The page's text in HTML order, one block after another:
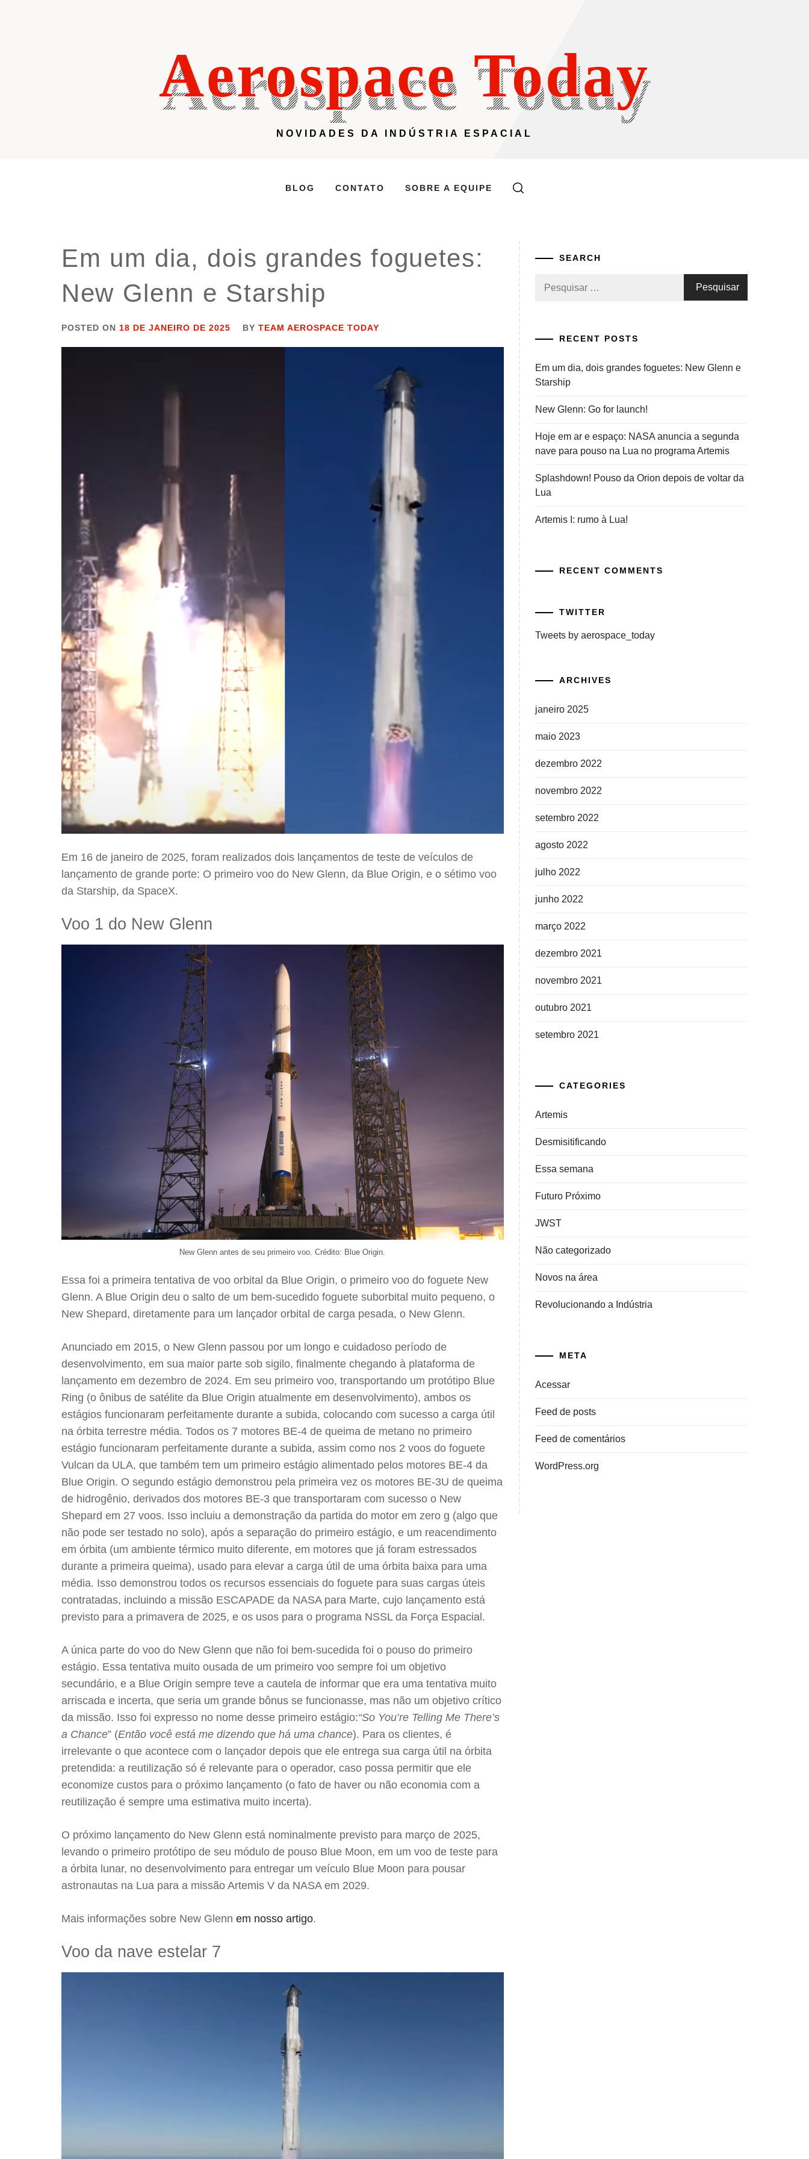
Aerospace Today
NOVIDADES DA INDÚSTRIA ESPACIAL
BLOG CONTATO SOBRE A EQUIPE
Em um dia, dois grandes foguetes:
New Glenn e Starship
POSTED ON 18 DE JANEIRO DE 2025 BY TEAM AEROSPACE TODAY
Em 16 de janeiro de 2025, foram realizados dois lançamentos de teste de veículos de
lançamento de grande porte: O primeiro voo do New Glenn, da Blue Origin, e o sétimo voo
da Starship, da SpaceX.
Voo 1 do New Glenn
New Glenn antes de seu primeiro voo. Crédito: Blue Origin.
Essa foi a primeira tentativa de voo orbital da Blue Origin, o primeiro voo do foguete New
Glenn. A Blue Origin deu o salto de um bem-sucedido foguete suborbital muito pequeno, o
New Shepard, diretamente para um lançador orbital de carga pesada, o New Glenn.
Anunciado em 2015, o New Glenn passou por um longo e cuidadoso período de
desenvolvimento, em sua maior parte sob sigilo, finalmente chegando à plataforma de
lançamento em dezembro de 2024. Em seu primeiro voo, transportando um protótipo Blue
Ring (o ônibus de satélite da Blue Origin atualmente em desenvolvimento), ambos os
estágios funcionaram perfeitamente durante a subida, colocando com sucesso a carga útil
na órbita terrestre média. Todos os 7 motores BE-4 de queima de metano no primeiro
estágio funcionaram perfeitamente durante a subida, assim como nos 2 voos do foguete
Vulcan da ULA, que também tem um primeiro estágio alimentado pelos motores BE-4 da
Blue Origin. O segundo estágio demonstrou pela primeira vez os motores BE-3U de queima
de hidrogênio, derivados dos motores BE-3 que transportaram com sucesso o New
Shepard em 27 voos. Isso incluiu a demonstração da partida do motor em zero g (algo que
não pode ser testado no solo), após a separação do primeiro estágio, e um reacendimento
em órbita (um ambiente térmico muito diferente, em motores que já foram estressados
durante a primeira queima), usado para elevar a carga útil de uma órbita baixa para uma
média. Isso demonstrou todos os recursos essenciais do foguete para suas cargas úteis
contratadas, incluindo a missão ESCAPADE da NASA para Marte, cujo lançamento está
previsto para a primavera de 2025, e os usos para o programa NSSL da Força Espacial.
A única parte do voo do New Glenn que não foi bem-sucedida foi o pouso do primeiro
estágio. Essa tentativa muito ousada de um primeiro voo sempre foi um objetivo
secundário, e a Blue Origin sempre teve a cautela de informar que era uma tentativa muito
arriscada e incerta, que seria um grande bônus se funcionasse, mas não um objetivo crítico
da missão. Isso foi expresso no nome desse primeiro estágio:“So You’re Telling Me There’s
a Chance” (Então você está me dizendo que há uma chance). Para os clientes, é
irrelevante o que acontece com o lançador depois que ele entrega sua carga útil na órbita
pretendida: a reutilização só é relevante para o operador, caso possa permitir que ele
economize custos para o próximo lançamento (o fato de haver ou não economia com a
reutilização é sempre uma estimativa muito incerta).
O próximo lançamento do New Glenn está nominalmente previsto para março de 2025,
levando o primeiro protótipo de seu módulo de pouso Blue Moon, em um voo de teste para
a órbita lunar, no desenvolvimento para entregar um veículo Blue Moon para pousar
astronautas na Lua para a missão Artemis V da NASA em 2029.
Mais informações sobre New Glenn em nosso artigo.
Voo da nave estelar 7
SEARCH
RECENT POSTS
Em um dia, dois grandes foguetes: New Glenn e
Starship
New Glenn: Go for launch!
Hoje em ar e espaço: NASA anuncia a segunda
nave para pouso na Lua no programa Artemis
Splashdown! Pouso da Orion depois de voltar da
Lua
Artemis I: rumo à Lua!
RECENT COMMENTS
TWITTER
Tweets by aerospace_today
ARCHIVES
janeiro 2025
maio 2023
dezembro 2022
novembro 2022
setembro 2022
agosto 2022
julho 2022
junho 2022
março 2022
dezembro 2021
novembro 2021
outubro 2021
setembro 2021
CATEGORIES
Artemis
Desmisitificando
Essa semana
Futuro Próximo
JWST
Não categorizado
Novos na área
Revolucionando a Indústria
META
Acessar
Feed de posts
Feed de comentários
WordPress.org